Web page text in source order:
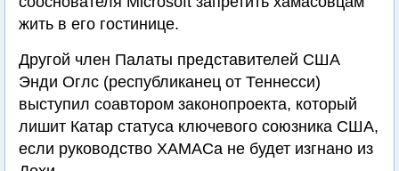
жить в его гостинице.
Другой член Палаты представителей США
Энди Оглс (республиканец от Теннесси)
выступил соавтором законопроекта, который
лишит Катар статуса ключевого союзника США,
если руководство ХАМАСа не будет изгнано из